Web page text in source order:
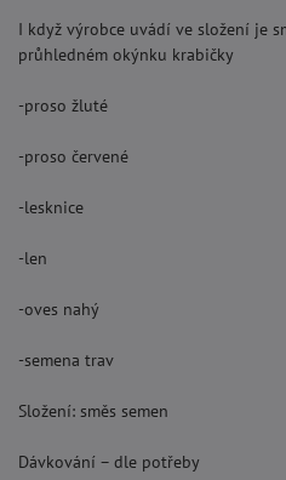
I když výrobce uvádí ve složení je
průhledném okýnku krabičky
-proso žluté
-proso červené
-lesknice
-len
-oves nahý
-semena trav
Složení: směs semen
Dávkování – dle potřeby